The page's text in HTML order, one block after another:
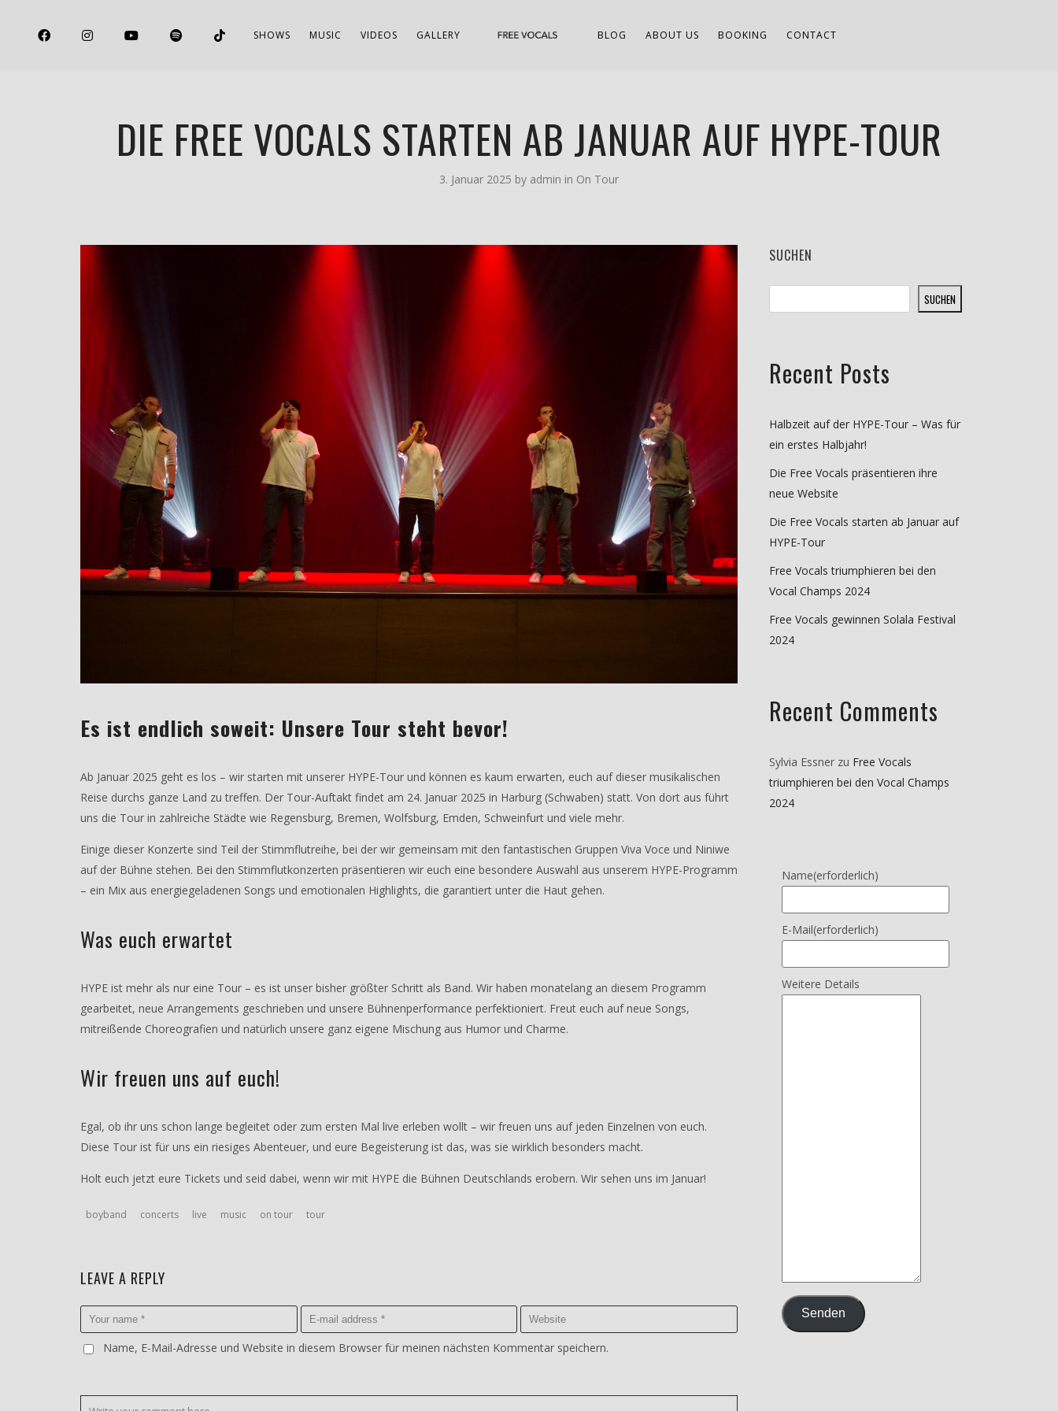
SHOWS MUSIC VIDEOS GALLERY BLOG ABOUT US BOOKING CONTACT
DIE FREE VOCALS STARTEN AB JANUAR AUF HYPE-TOUR
3. Januar 2025 by admin in On Tour
Es ist endlich soweit: Unsere Tour steht bevor!
Ab Januar 2025 geht es los – wir starten mit unserer HYPE-Tour und können es kaum erwarten, euch auf dieser musikalischen
Reise durchs ganze Land zu treffen. Der Tour-Auftakt findet am 24. Januar 2025 in Harburg (Schwaben) statt. Von dort aus führt
uns die Tour in zahlreiche Städte wie Regensburg, Bremen, Wolfsburg, Emden, Schweinfurt und viele mehr.
Einige dieser Konzerte sind Teil der Stimmflutreihe, bei der wir gemeinsam mit den fantastischen Gruppen Viva Voce und Niniwe
auf der Bühne stehen. Bei den Stimmflutkonzerten präsentieren wir euch eine besondere Auswahl aus unserem HYPE-Programm
– ein Mix aus energiegeladenen Songs und emotionalen Highlights, die garantiert unter die Haut gehen.
Was euch erwartet
HYPE ist mehr als nur eine Tour – es ist unser bisher größter Schritt als Band. Wir haben monatelang an diesem Programm
gearbeitet, neue Arrangements geschrieben und unsere Bühnenperformance perfektioniert. Freut euch auf neue Songs,
mitreißende Choreografien und natürlich unsere ganz eigene Mischung aus Humor und Charme.
Wir freuen uns auf euch!
Egal, ob ihr uns schon lange begleitet oder zum ersten Mal live erleben wollt – wir freuen uns auf jeden Einzelnen von euch.
Diese Tour ist für uns ein riesiges Abenteuer, und eure Begeisterung ist das, was sie wirklich besonders macht.
Holt euch jetzt eure Tickets und seid dabei, wenn wir mit HYPE die Bühnen Deutschlands erobern. Wir sehen uns im Januar!
boyband concerts live music on tour tour
LEAVE A REPLY
Name, E-Mail-Adresse und Website in diesem Browser für meinen nächsten Kommentar speichern.
SUCHEN
SUCHEN
Recent Posts
Halbzeit auf der HYPE-Tour – Was für
ein erstes Halbjahr!
Die Free Vocals präsentieren ihre
neue Website
Die Free Vocals starten ab Januar auf
HYPE-Tour
Free Vocals triumphieren bei den
Vocal Champs 2024
Free Vocals gewinnen Solala Festival
2024
Recent Comments
Sylvia Essner zu Free Vocals
triumphieren bei den Vocal Champs
2024
Name(erforderlich)
E-Mail(erforderlich)
Weitere Details
Senden